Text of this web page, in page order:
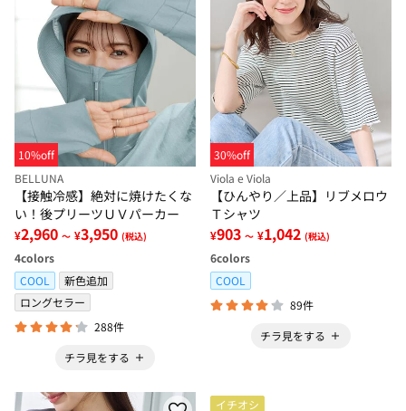
10%off
BELLUNA
【接触冷感】絶対に焼けたくな
い！後プリーツＵＶパーカー
¥2,960 ～ ¥3,950 (税込)
4colors
COOL
新色追加
ロングセラー
288件
チラ見をする
30%off
Viola e Viola
【ひんやり／上品】リブメロウ
Ｔシャツ
¥903 ～ ¥1,042 (税込)
6colors
COOL
89件
チラ見をする
イチオシ